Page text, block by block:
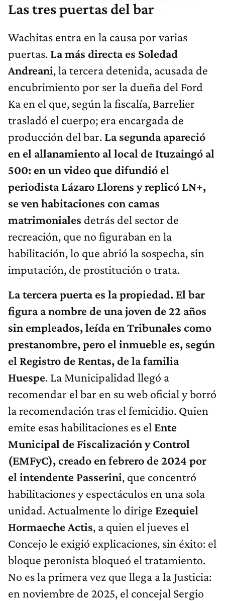
Las tres puertas del bar
Wachitas entra en la causa por varias
puertas. La más directa es Soledad
Andreani, la tercera detenida, acusada de
encubrimiento por ser la dueña del Ford
Ka en el que, según la fiscalía, Barrelier
trasladó el cuerpo; era encargada de
producción del bar. La segunda apareció
en el allanamiento al local de Ituzaingó al
500: en un video que difundió el
periodista Lázaro Llorens y replicó LN+,
se ven habitaciones con camas
matrimoniales detrás del sector de
recreación, que no figuraban en la
habilitación, lo que abrió la sospecha, sin
imputación, de prostitución o trata.
La tercera puerta es la propiedad. El bar
figura a nombre de una joven de 22 años
sin empleados, leída en Tribunales como
prestanombre, pero el inmueble es, según
el Registro de Rentas, de la familia
Huespe. La Municipalidad llegó a
recomendar el bar en su web oficial y borró
la recomendación tras el femicidio. Quien
emite esas habilitaciones es el Ente
Municipal de Fiscalización y Control
(EMFyC), creado en febrero de 2024 por
el intendente Passerini, que concentró
habilitaciones y espectáculos en una sola
unidad. Actualmente lo dirige Ezequiel
Hormaeche Actis, a quien el jueves el
Concejo le exigió explicaciones, sin éxito: el
bloque peronista bloqueó el tratamiento.
No es la primera vez que llega a la Justicia:
en noviembre de 2025, el concejal Sergio